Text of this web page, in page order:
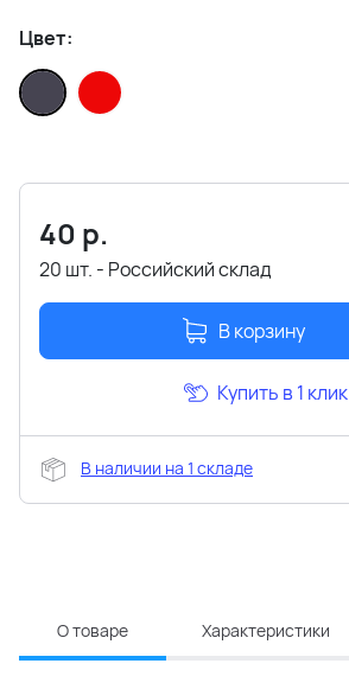
Цвет:
40 р.
20 шт. - Российский склад
В корзину
Купить в 1 клик
В наличии на 1 складе
О товаре Характеристики